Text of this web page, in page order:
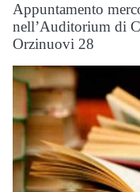
Appuntamento
nell’Auditorium di
Orzinuovi 28